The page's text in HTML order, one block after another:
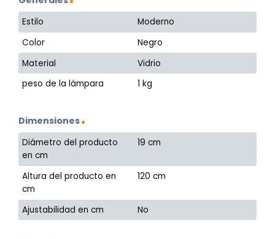
Estilo
Moderno
Color
Negro
Material
Vidrio
peso de la lámpara
1 kg
Dimensiones
Diámetro del producto
en cm
19 cm
Altura del producto en
cm
120 cm
Ajustabilidad en cm No